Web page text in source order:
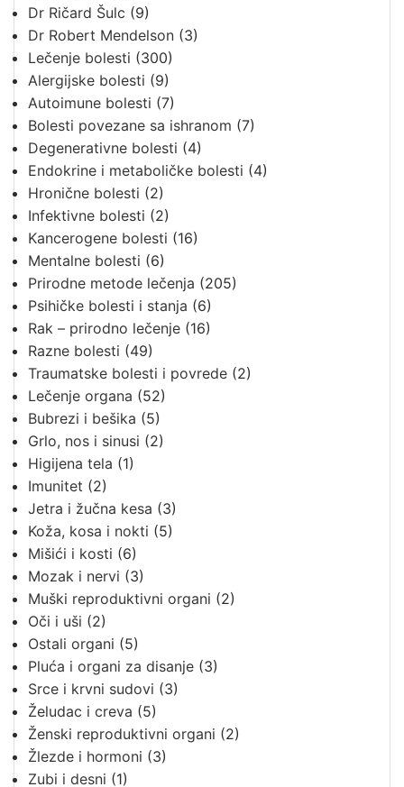
Dr Ričard Šulc (9)
Dr Robert Mendelson (3)
Lečenje bolesti (300)
Alergijske bolesti (9)
Autoimune bolesti (7)
Bolesti povezane sa ishranom (7)
Degenerativne bolesti (4)
Endokrine i metaboličke bolesti (4)
Hronične bolesti (2)
Infektivne bolesti (2)
Kancerogene bolesti (16)
Mentalne bolesti (6)
Prirodne metode lečenja (205)
Psihičke bolesti i stanja (6)
Rak – prirodno lečenje (16)
Razne bolesti (49)
Traumatske bolesti i povrede (2)
Lečenje organa (52)
Bubrezi i bešika (5)
Grlo, nos i sinusi (2)
Higijena tela (1)
Imunitet (2)
Jetra i žučna kesa (3)
Koža, kosa i nokti (5)
Mišići i kosti (6)
Mozak i nervi (3)
Muški reproduktivni organi (2)
Oči i uši (2)
Ostali organi (5)
Pluća i organi za disanje (3)
Srce i krvni sudovi (3)
Želudac i creva (5)
Ženski reproduktivni organi (2)
Žlezde i hormoni (3)
Zubi i desni (1)